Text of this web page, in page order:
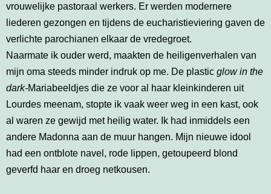
vrouwelijke pastoraal werkers. Er werden modernere
liederen gezongen en tijdens de eucharistieviering gaven de
verlichte parochianen elkaar de vredegroet.
Naarmate ik ouder werd, maakten de heiligenverhalen van
mijn oma steeds minder indruk op me. De plastic glow in the
dark-Mariabeeldjes die ze voor al haar kleinkinderen uit
Lourdes meenam, stopte ik vaak weer weg in een kast, ook
al waren ze gewijd met heilig water. Ik had inmiddels een
andere Madonna aan de muur hangen. Mijn nieuwe idool
had een ontblote navel, rode lippen, getoupeerd blond
geverfd haar en droeg netkousen.